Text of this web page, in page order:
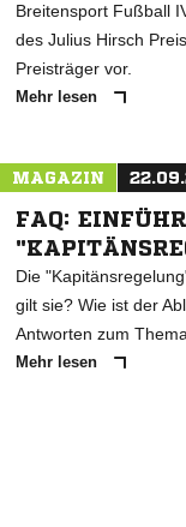
Breitensport Fußball
des Julius Hirsch
Preisträger vor.
Mehr lesen
MAGAZIN
FAQ:
Die
gilt sie? Wie ist der
Antworten zum
Mehr lesen